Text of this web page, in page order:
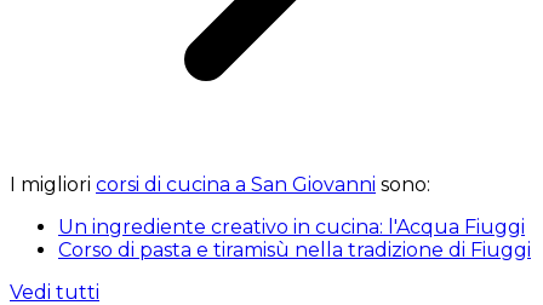
I migliori corsi di cucina a San Giovanni sono:
Un ingrediente creativo in cucina: l'Acqua Fiuggi
Corso di pasta e tiramisù nella tradizione di Fiuggi
Vedi tutti